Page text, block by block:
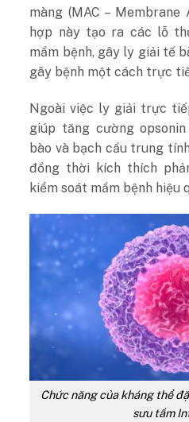
màng (MAC – Membrane
hợp này tạo ra các lỗ
mầm bệnh, gây ly giải tế
gây bệnh một cách trực
Ngoài việc ly giải trực
giúp tăng cường
bào và bạch cầu trung
đồng thời kích thích
kiểm soát mầm bệnh hiệu
Chức năng của kháng thể
sưu tầm